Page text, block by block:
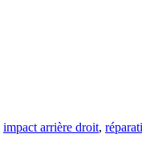
impact arrière droit,